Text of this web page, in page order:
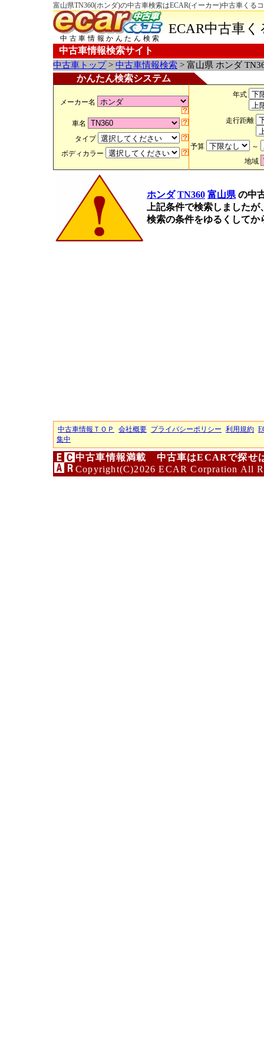
富山県TN360(ホンダ)の中古車検索はECAR(イーカー)中古車くる
中古車情報かんたん検索
ECAR中古車
中古車情報検索サイト
中古車トップ> 中古車情報検索 > 富山県 ホンダ
かんたん検索システム
メーカー名
車名
タイプ
ボディカラー
年式
走行距離
予算
～
地域
ホンダ TN360 富山県 の中
上記条件で検索しました
検索の条件をゆるくして
中古車情報ＴＯＰ 会社概要 プライバシーポリシー 利用規約
集中
中古車情報満載 中古車はECARで探せ
Copyright(C)2026 ECAR Corpration All